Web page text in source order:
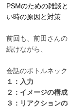
PSMのための雑談
い時の原因と対策
前回も、前田さん
続けながら、
会話のボトルネック
１：入力
２：イメージの構成
３：リアクション